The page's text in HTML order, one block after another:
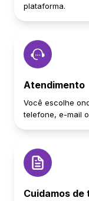
plataforma.
Atendimento
Você escolhe
telefone, e-mail
Cuidamos de